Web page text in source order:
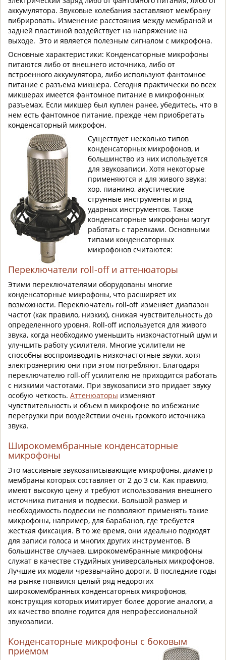
аккумулятора. Звуковые колебания заставляют мембрану
вибрировать. Изменение расстояния между мембраной и
задней пластиной воздействует на напряжение на
выходе. Это и является полезным сигналом с микрофона.
Основные характеристики: Конденсаторные микрофоны
питаются либо от внешнего источника, либо от
встроенного аккумулятора, либо используют фантомное
питание с разъема микшера. Сегодня практически во всех
микшерах имеется фантомное питание в микрофонных
разъемах. Если микшер был куплен ранее, убедитесь, что в
нем есть фантомное питание, прежде чем приобретать
конденсаторный микрофон.
Существует несколько типов
конденсаторных микрофонов, и
большинство из них используется
для звукозаписи. Хотя некоторые
применяются и для живого звука:
хор, пианино, акустические
струнные инструменты и ряд
ударных инструментов. Также
конденсаторные микрофоны могут
работать с тарелками. Основными
типами конденсаторных
микрофонов считаются:
Переключатели roll-off и аттенюаторы
Этими переключателями оборудованы многие
конденсаторные микрофоны, что расширяет их
возможности. Переключатель roll-off изменяет диапазон
частот (как правило, низких), снижая чувствительность до
определенного уровня. Roll-off используется для живого
звука, когда необходимо уменьшить низкочастотный шум и
улучшить работу усилителя. Многие усилители не
способны воспроизводить низкочастотные звуки, хотя
электроэнергию они при этом потребляют. Благодаря
переключателю roll-off усилителю не приходится работать
с низкими частотами. При звукозаписи это придает звуку
особую четкость. Аттенюаторы изменяют
чувствительность и объем в микрофоне во избежание
перегрузки при воздействии очень громкого источника
звука.
Широкомембранные конденсаторные
микрофоны
Это массивные звукозаписывающие микрофоны, диаметр
мембраны которых составляет от 2 до 3 см. Как правило,
имеют высокую цену и требуют использования внешнего
источника питания и подвески. Большой размер и
необходимость подвески не позволяют применять такие
микрофоны, например, для барабанов, где требуется
жесткая фиксация. В то же время, они идеально подходят
для записи голоса и многих других инструментов. В
большинстве случаев, широкомембранные микрофоны
служат в качестве студийных универсальных микрофонов.
Лучшие их модели чрезвычайно дороги. В последние годы
на рынке появился целый ряд недорогих
широкомембранных конденсаторных микрофонов,
конструкция которых имитирует более дорогие аналоги, а
их качество вполне годится для непрофессиональной
звукозаписи.
Конденсаторные микрофоны с боковым
приемом